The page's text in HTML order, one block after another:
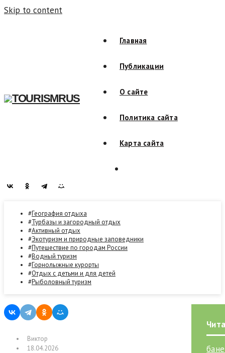
Skip to content
TOURISMRUS
Главная
Публикации
О сайте
Политика сайта
Карта сайта
География отдыха
Турбазы и загородный отдых
Активный отдых
Экотуризм и природные заповедники
Путешествие по городам России
Водный туризм
Горнолыжные курорты
Отдых с детьми и для детей
Рыболовный туризм
Виктор
18.04.2026